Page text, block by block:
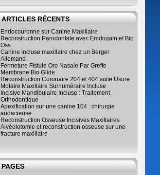
ARTICLES RÉCENTS
Endocouronne sur Canine Maxillaire
Reconstruction Parodontale avec Emdogain et Bio
Oss
Canine incluse maxillaire chez un Berger
Allemand
Fermeture Fistule Oro Nasale Par Greffe
Membrane Bio Glide
Reconstruction Coronaire 204 et 404 suite Usure
Molaire Maxillaire Surnuméraire Incluse
Incisive Mandibulaire Incluse : Traitement
Orthodontique
Apexification sur une canine 104 : chirurgie
audacieuse
Reconstruction Osseuse Incisives Maxillaires
Alvéolotomie et reconstruction osseuse sur une
fracture maxillaire
PAGES